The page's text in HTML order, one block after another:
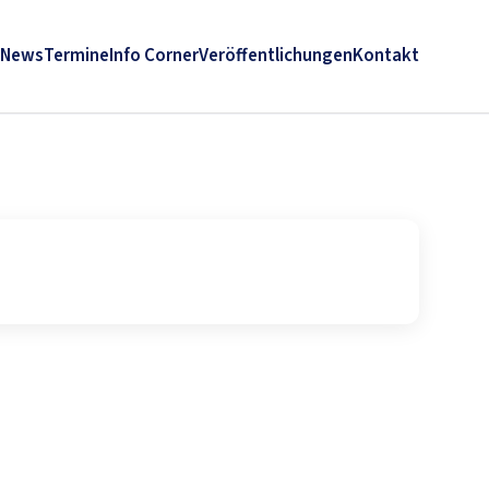
NewsTermineInfo CornerVeröffentlichungenKontakt